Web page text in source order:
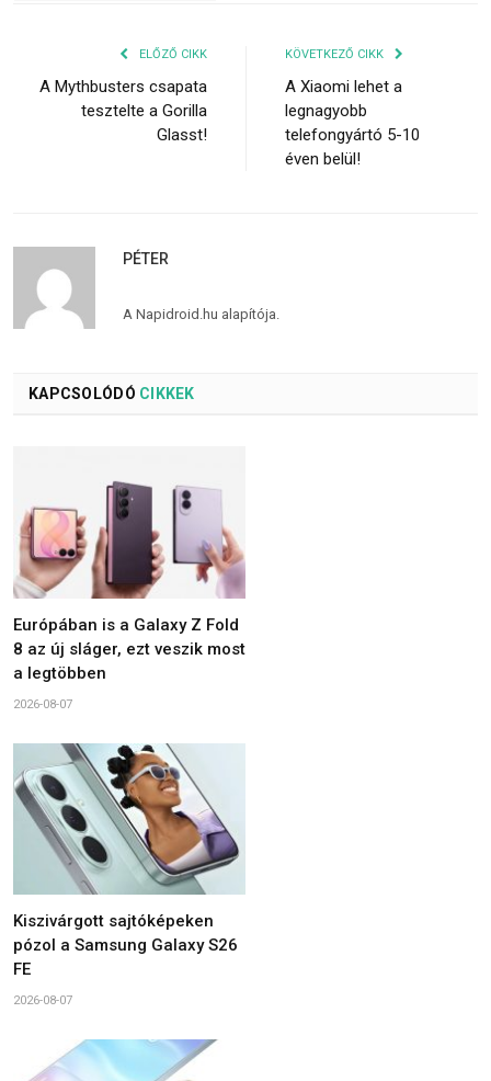
ELŐZŐ CIKK
A Mythbusters csapata
tesztelte a Gorilla
Glasst!
KÖVETKEZŐ CIKK
A Xiaomi lehet a
legnagyobb
telefongyártó 5-10
éven belül!
PÉTER
A Napidroid.hu alapítója.
KAPCSOLÓDÓ CIKKEK
Európában is a Galaxy Z Fold
8 az új sláger, ezt veszik most
a legtöbben
2026-08-07
Kiszivárgott sajtóképeken
pózol a Samsung Galaxy S26
FE
2026-08-07